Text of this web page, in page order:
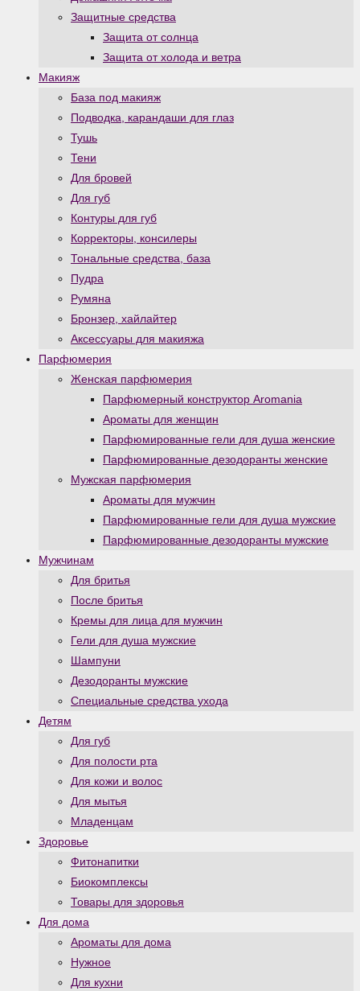
Защитные средства
Защита от солнца
Защита от холода и ветра
Макияж
База под макияж
Подводка, карандаши для глаз
Тушь
Тени
Для бровей
Для губ
Контуры для губ
Корректоры, консилеры
Тональные средства, база
Пудра
Румяна
Бронзер, хайлайтер
Аксессуары для макияжа
Парфюмерия
Женская парфюмерия
Парфюмерный конструктор Aromania
Ароматы для женщин
Парфюмированные гели для душа женские
Парфюмированные дезодоранты женские
Мужская парфюмерия
Ароматы для мужчин
Парфюмированные гели для душа мужские
Парфюмированные дезодоранты мужские
Мужчинам
Для бритья
После бритья
Кремы для лица для мужчин
Гели для душа мужские
Шампуни
Дезодоранты мужские
Специальные средства ухода
Детям
Для губ
Для полости рта
Для кожи и волос
Для мытья
Младенцам
Здоровье
Фитонапитки
Биокомплексы
Товары для здоровья
Для дома
Ароматы для дома
Нужное
Для кухни